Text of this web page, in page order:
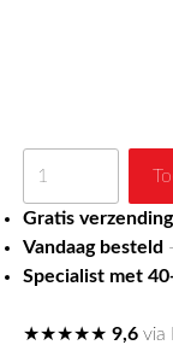
Gratis verzending
Vandaag besteld
Specialist met
★★★★★ 9,6via